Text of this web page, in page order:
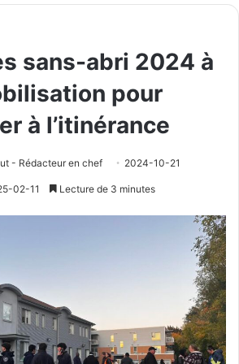
sans-abri 2024 à
pour
à l’itinérance
- Rédacteur en chef 2024-10-21
02-11 Lecture de 3 minutes